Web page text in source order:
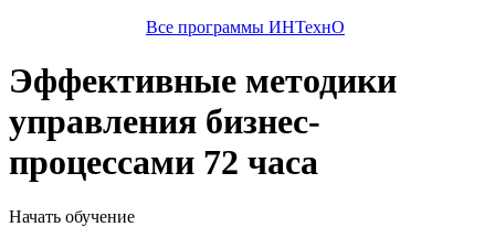
Все программы ИНТехнО
Эффективные методики
управления бизнес-
процессами 72 часа
Начать обучение